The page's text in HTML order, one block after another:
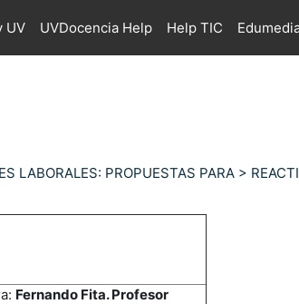
UV UVDocencia Help Help TIC
LABORALES: PROPUESTAS PARA >
Fernando Fita. Profesor